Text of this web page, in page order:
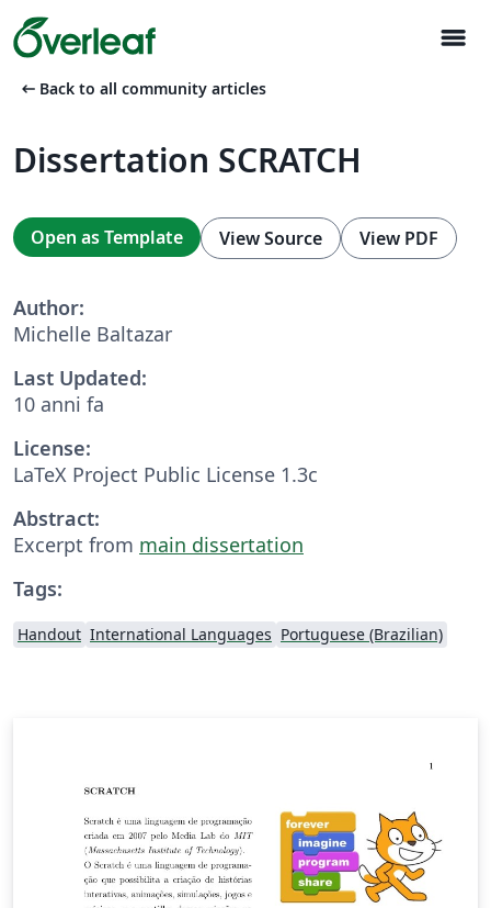
menu
arrow_left_alt Back to all community articles
Dissertation SCRATCH
Open as Template View Source View PDF
Author:
Michelle Baltazar
Last Updated:
10 anni fa
License:
LaTeX Project Public License 1.3c
Abstract:
Excerpt from main dissertation
Tags:
Handout International Languages Portuguese (Brazilian)